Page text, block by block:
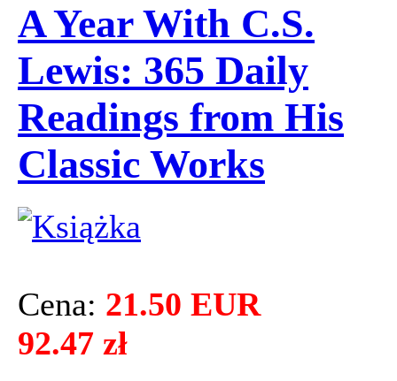
A Year With C.S.
Lewis: 365 Daily
Readings from His
Classic Works
Cena: 21.50 EUR
92.47 zł